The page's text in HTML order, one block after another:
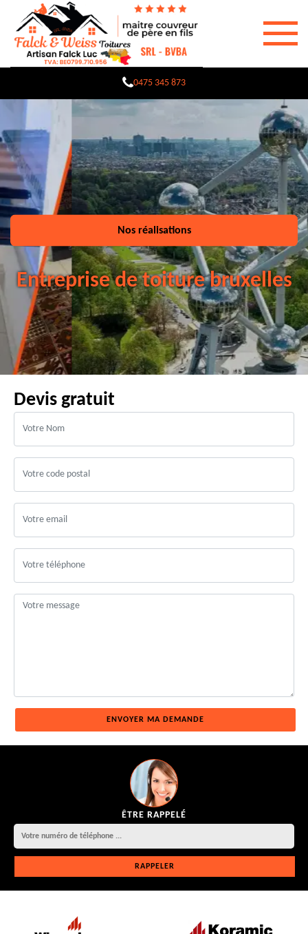
0475 345 873
Nos réalisations
Entreprise de toiture bruxelles
Devis gratuit
ÊTRE RAPPELÉ